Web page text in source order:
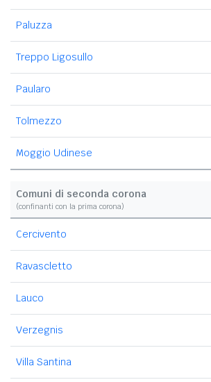
Paluzza
Treppo Ligosullo
Paularo
Tolmezzo
Moggio Udinese
Comuni di seconda corona
(confinanti con la prima corona)
Cercivento
Ravascletto
Lauco
Verzegnis
Villa Santina